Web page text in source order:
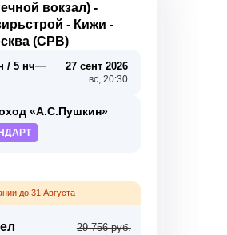
вокзал) -
- Кижи -
(СРВ)
/ 5 нч— 27 сент 2026
вс, 20:30
«А.С.Пушкин»
до 31 Августа
29 756 руб.